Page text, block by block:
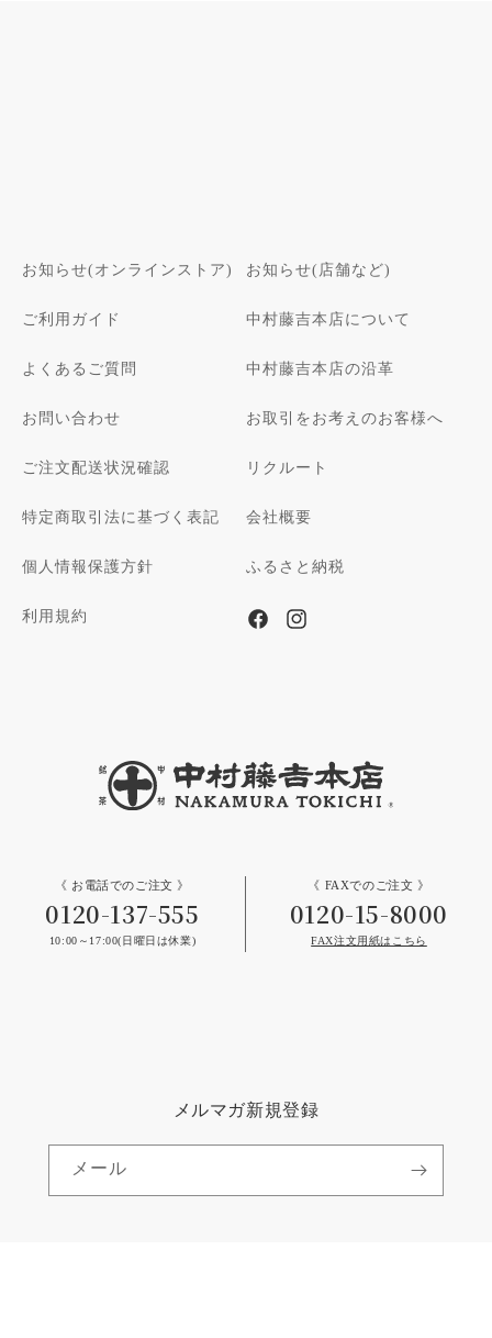
お知らせ(オンラインストア)
ご利用ガイド
よくあるご質問
お問い合わせ
ご注文配送状況確認
特定商取引法に基づく表記
個人情報保護方針
利用規約
お知らせ(店舗など)
中村藤吉本店について
中村藤吉本店の沿革
お取引をお考えのお客様へ
リクルート
会社概要
ふるさと納税
FacebookInstagram
《 お電話でのご注文 》
0120-137-555
10:00～17:00(日曜日は休業)
《 FAXでのご注文 》
0120-15-8000
FAX注文用紙はこちら
メルマガ新規登録
メール